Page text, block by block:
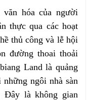
văn hóa của người
thực qua các hoạt
thủ công và lễ hội
đường thoai thoải
Land là quảng
ngôi nhà sàn
Đây là không gian